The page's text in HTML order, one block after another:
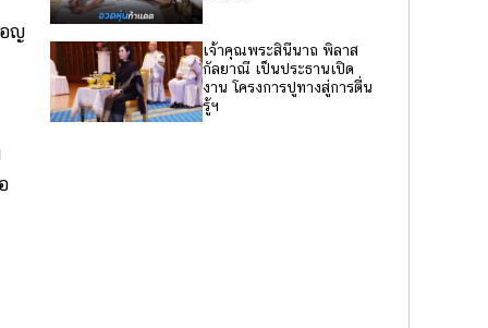
อญ
เจ้าคุณพระสินีนาถ พิลาส
กัลยาณี เป็นประธานเปิด
งาน โครงการปูทางสู่การตื่น
รู้ฯ